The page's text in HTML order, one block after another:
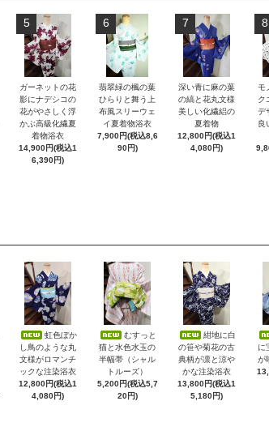
5
ガーネットの花
影にナデシコの
花がやさしく浮
かぶ高級化繊夏
着物浴衣
14,900円(税込1
6,390円)
6
翡翠緑の楓の葉
ひらりと舞う上
布風スリーウェ
イ夏着物浴衣
7,900円(税込8,6
90円)
7
深い青に麻の葉
の縞と花丸文様
美しい化繊絽の
夏着物
12,800円(税込1
4,080円)
8
モ
ク
デ
良
虹色ぼか
し鳥のような丸
文様がロマンチ
ックな注染浴衣
12,800円(税込1
4,080円)
むすっと
猫と水色水玉の
半幅帯（シャル
トルーズ）
5,200円(税込5,7
20円)
紺地に白
の笹や菊花の古
典柄が凛と涼や
かな注染浴衣
13,800円(税込1
5,180円)
に
が